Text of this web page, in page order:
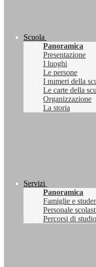
Scuola
Panoramica
Presentazione
I luoghi
Le persone
I numeri della
Le carte della
Organizzazione
La storia
Servizi
Panoramica
Famiglie e
Personale
Percorsi di studio